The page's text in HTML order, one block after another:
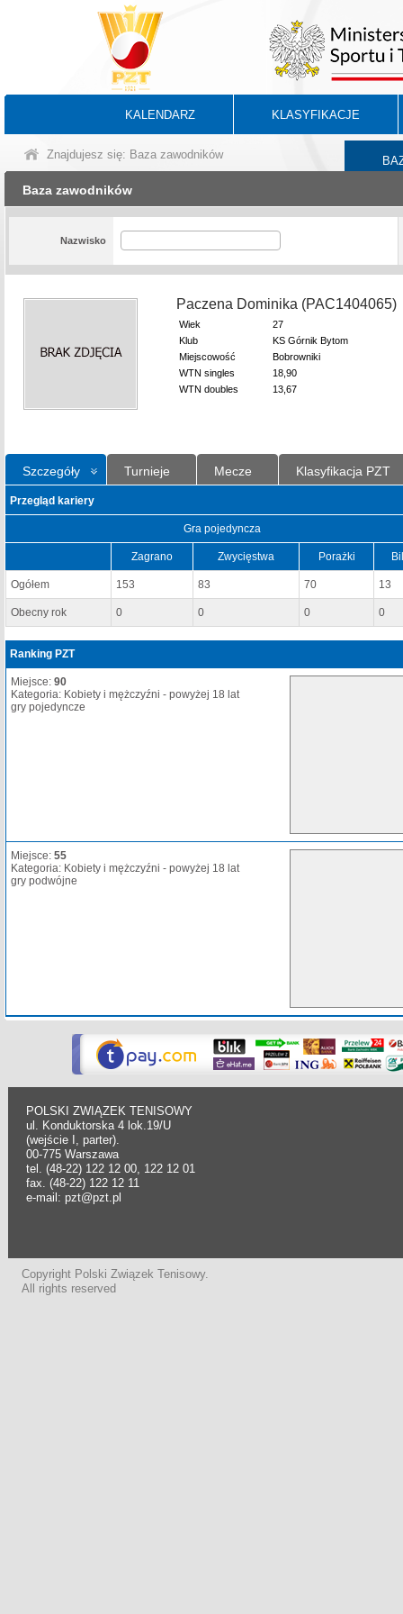
KALENDARZ KLASYFIKACJE
Znajdujesz się: Baza zawodników
Baza zawodników
Nazwisko
Paczena Dominika (PAC1404065)
Wiek
27
Klub
KS Górnik Bytom
Miejscowość
Bobrowniki
WTN singles
18,90
WTN doubles
13,67
Szczegóły Turnieje Mecze Klasyfikacja PZT
Przegląd kariery
Gra pojedyncza
Zagrano Zwycięstwa Porażki
Ogółem 153 83 70 13
Obecny rok 0 0 0 0
Ranking PZT
Miejsce: 90
Kategoria: Kobiety i mężczyźni - powyżej 18 lat
gry pojedyncze
Miejsce: 55
Kategoria: Kobiety i mężczyźni - powyżej 18 lat
gry podwójne
POLSKI ZWIĄZEK TENISOWY
ul. Konduktorska 4 lok.19/U
(wejście I, parter).
00-775 Warszawa
tel. (48-22) 122 12 00, 122 12 01
fax. (48-22) 122 12 11
e-mail: pzt@pzt.pl
Copyright Polski Związek Tenisowy.
All rights reserved